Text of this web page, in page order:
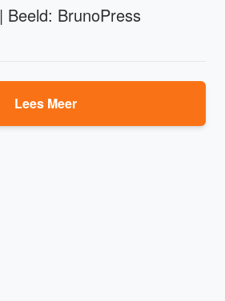
| Beeld: BrunoPress
Lees Meer